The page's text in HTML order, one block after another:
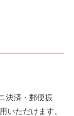
決済・郵便振
いただけます。